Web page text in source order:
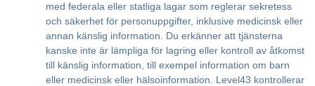
med federala eller statliga lagar som reglerar sekretess
och säkerhet för personuppgifter, inklusive medicinsk eller
annan känslig information. Du erkänner att tjänsterna
kanske inte är lämpliga för lagring eller kontroll av åtkomst
till känslig information, till exempel information om barn
eller medicinsk eller hälsoinformation. Level43 kontrollerar